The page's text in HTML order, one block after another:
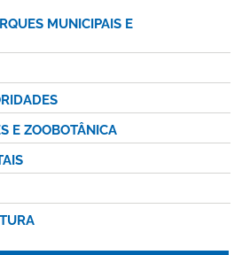
MUNICIPAIS E
E ZOOBOTÂNICA